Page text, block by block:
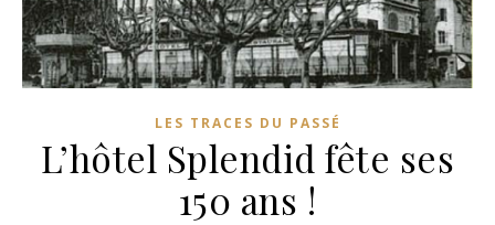
LES TRACES DU PASSÉ
L’hôtel Splendid fête ses
150 ans !